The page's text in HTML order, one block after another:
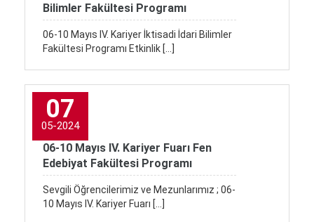
Bilimler Fakültesi Programı
06-10 Mayıs IV. Kariyer İktisadi İdari Bilimler
Fakültesi Programı Etkinlik […]
07
05-2024
06-10 Mayıs IV. Kariyer Fuarı Fen
Edebiyat Fakültesi Programı
Sevgili Öğrencilerimiz ve Mezunlarımız ; 06-
10 Mayıs IV. Kariyer Fuarı […]